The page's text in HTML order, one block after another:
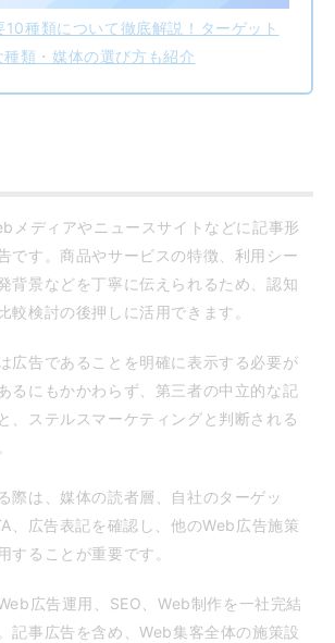
種類について徹底解説！ターゲット
種類・媒体の選び方も紹介
メディアやニュースサイトなどに記事形
です。商品やサービスの特徴、利用シー
背景などを丁寧に伝えられるため、認知
較検討の後押しに活用できます。
広告であることを明確に表示する必要が
るにもかかわらず、第三者の中立的な記
、ステルスマーケティングと判断される
際は、媒体の読者層、自社のターゲッ
、広告表記を確認し、他のWeb広告施策
することが重要です。
広告運用、SEO、Web制作を一社完結
記事広告を含め、Web集客全体の施策設